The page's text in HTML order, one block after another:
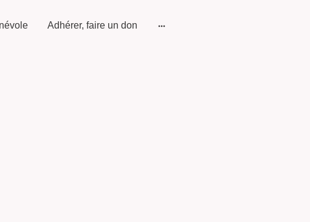
Adhérer, faire un don